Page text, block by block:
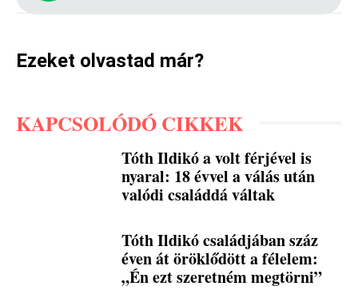
Ezeket olvastad már?
KAPCSOLÓDÓ CIKKEK
Tóth Ildikó a volt férjével is
nyaral: 18 évvel a válás után
valódi családdá váltak
Tóth Ildikó családjában száz
éven át öröklődött a félelem:
„Én ezt szeretném megtörni”